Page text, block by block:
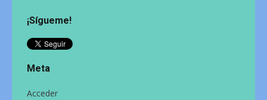
¡Sígueme!
Meta
Acceder